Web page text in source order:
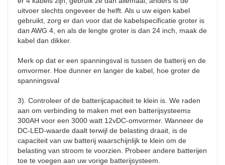
uitvoer slechts ongeveer de helft. Als u uw eigen kabel
gebruikt, zorg er dan voor dat de kabelspecificatie groter is
dan AWG 4, en als de lengte groter is dan 24 inch, maak de
kabel dan dikker.
Merk op dat er een spanningsval is tussen de batterij en de
omvormer. Hoe dunner en langer de kabel, hoe groter de
spanningsval
3). Controleer of de batterijcapaciteit te klein is. We raden
aan om verbinding te maken met een batterijsysteem≥
300AH voor een 3000 watt 12vDC-omvormer. Wanneer de
DC-LED-waarde daalt terwijl de belasting draait, is de
capaciteit van uw batterij waarschijnlijk te klein om de
belasting van stroom te voorzien. Probeer andere batterijen
toe te voegen aan uw vorige batterijsysteem.